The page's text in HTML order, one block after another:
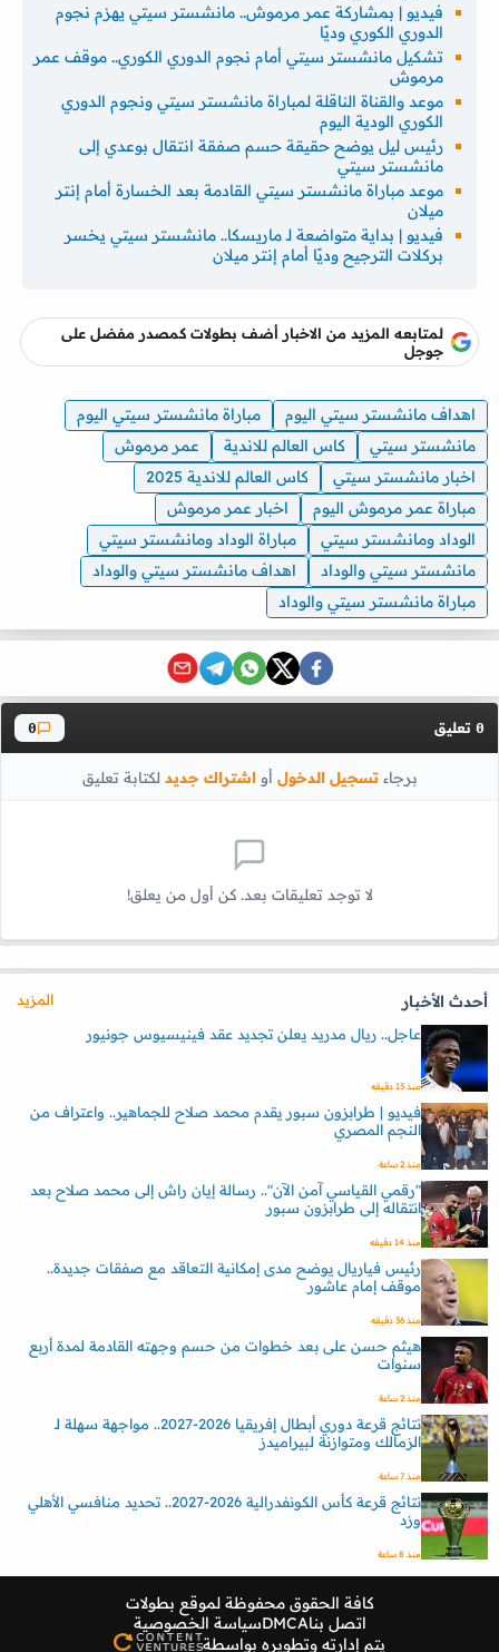
فيديو | بمشاركة عمر مرموش.. مانشستر سيتي يهزم نجوم
الدوري الكوري وديًا
تشكيل مانشستر سيتي أمام نجوم الدوري الكوري.. موقف عمر
مرموش
موعد والقناة الناقلة لمباراة مانشستر سيتي ونجوم الدوري
الكوري الودية اليوم
رئيس ليل يوضح حقيقة حسم صفقة انتقال بوعدي إلى
مانشستر سيتي
موعد مباراة مانشستر سيتي القادمة بعد الخسارة أمام إنتر
ميلان
فيديو | بداية متواضعة لـ ماريسكا.. مانشستر سيتي يخسر
بركلات الترجيح وديًا أمام إنتر ميلان
لمتابعه المزيد من الاخبار أضف بطولات كمصدر مفضل على
جوجل
اهداف مانشستر سيتي اليوم
مباراة مانشستر سيتي اليوم
مانشستر سيتي
كاس العالم للاندية
عمر مرموش
اخبار مانشستر سيتي
كاس العالم للاندية 2025
مباراة عمر مرموش اليوم
اخبار عمر مرموش
الوداد ومانشستر سيتي
مباراة الوداد ومانشستر سيتي
مانشستر سيتي والوداد
اهداف مانشستر سيتي والوداد
مباراة مانشستر سيتي والوداد
0 تعليق 0
برجاءتسجيل الدخول أواشتراك جديد لكتابة تعليق
لا توجد تعليقات بعد. كن أول من يعلق!
أحدث الأخبار
المزيد
عاجل.. ريال مدريد يعلن تجديد عقد فينيسيوس جونيور
منذ 13 دقيقه
فيديو | طرابزون سبور يقدم محمد صلاح للجماهير.. واعتراف من
النجم المصري
منذ 2 ساعة
"رقمي القياسي آمن الآن".. رسالة إيان راش إلى محمد صلاح بعد
انتقاله إلى طرابزون سبور
منذ 14 دقيقه
رئيس فياريال يوضح مدى إمكانية التعاقد مع صفقات جديدة..
موقف إمام عاشور
منذ 36 دقيقه
هيثم حسن على بعد خطوات من حسم وجهته القادمة لمدة أربع
سنوات
منذ 2 ساعة
نتائج قرعة دوري أبطال إفريقيا 2026-2027.. مواجهة سهلة لـ
الزمالك ومتوازنة لبيراميدز
منذ 7 ساعة
نتائج قرعة كأس الكونفدرالية 2026-2027.. تحديد منافسي الأهلي
وزد
منذ 8 ساعة
كافة الحقوق محفوظة لموقع بطولات
اتصل بناDMCAسياسة الخصوصية
يتم إدارته وتطويره بواسطة